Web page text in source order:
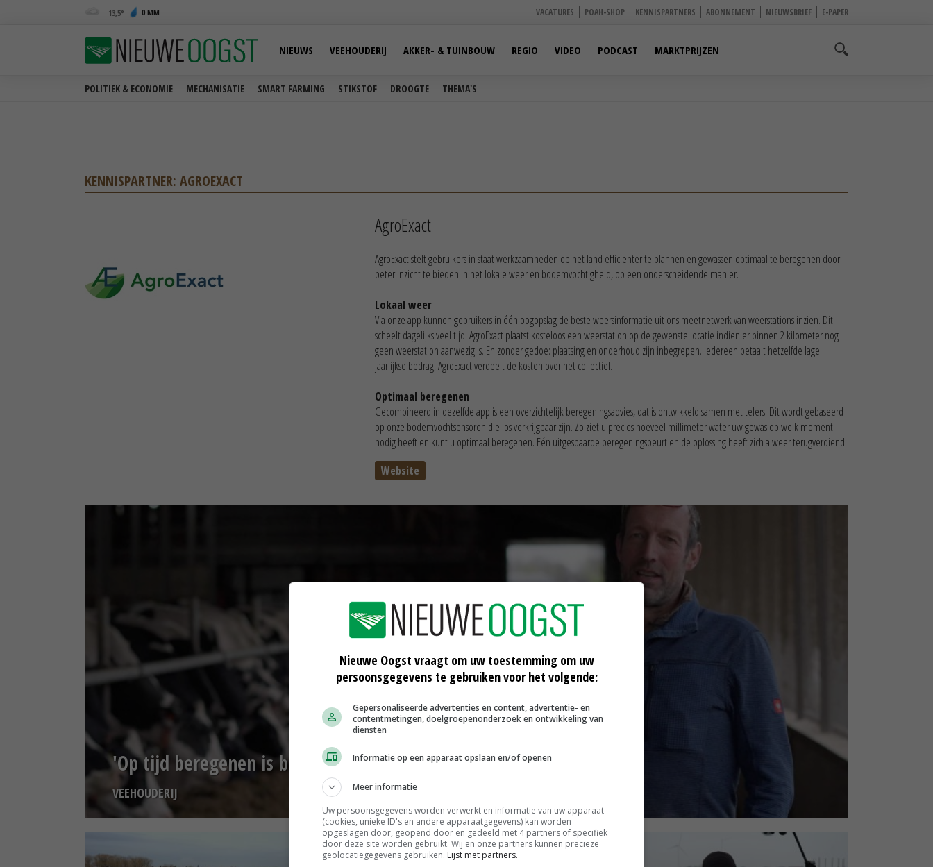
13,5 0 MM VACATURES POAH-SHOP KENNISPARTNERS ABONNEMENT NIEUWSBRIEF E-PAPER
POLITIEK & ECONOMIE MECHANISATIE SMART FARMING STIKSTOF DROOGTE THEMA'S
NIEUWS VEEHOUDERIJ AKKER- & TUINBOUW REGIO VIDEO PODCAST MARKTPRIJZEN
KENNISPARTNER: AGROEXACT
AgroExact
AgroExact stelt gebruikers in staat werkzaamheden op het land efficiënter te plannen en gewassen optimaal te beregenen door
beter inzicht te bieden in het lokale weer en bodemvochtigheid, op een onderscheidende manier.
Lokaal weer
Via onze app kunnen gebruikers in één oogopslag de beste weersinformatie uit ons meetnetwerk van weerstations inzien. Dit
scheelt dagelijks veel tijd. AgroExact plaatst kosteloos een weerstation op de gewenste locatie indien er binnen 2 kilometer nog
geen weerstation aanwezig is. En zonder gedoe: plaatsing en onderhoud zijn inbegrepen. Iedereen betaalt hetzelfde lage
jaarlijkse bedrag, AgroExact verdeelt de kosten over het collectief.
Optimaal beregenen
Gecombineerd in dezelfde app is een overzichtelijk beregeningsadvies, dat is ontwikkeld samen met telers. Dit wordt gebaseerd
op onze bodemvochtsensoren die los verkrijgbaar zijn. Zo ziet u precies hoeveel millimeter water uw gewas op welk moment
nodig heeft en kunt u optimaal beregenen. Eén uitgespaarde beregeningsbeurt en de oplossing heeft zich alweer terugverdiend.
Website
'Op tijd beregenen is behoud van je grasmat'
VEEHOUDERIJ
Nieuwe Oogst vraagt om uw toestemming om uw
persoonsgegevens te gebruiken voor het volgende:
Gepersonaliseerde advertenties en content, advertentie- en
contentmetingen, doelgroepenonderzoek en ontwikkeling van
diensten
Informatie op een apparaat opslaan en/of openen
Meer informatie
Uw persoonsgegevens worden verwerkt en informatie van uw apparaat
(cookies, unieke ID's en andere apparaatgegevens) kan worden
opgeslagen door, geopend door en gedeeld met 4 partners of specifiek
door deze site worden gebruikt. Wij en onze partners kunnen precieze
geolocatiegegevens gebruiken. Lijst met partners.